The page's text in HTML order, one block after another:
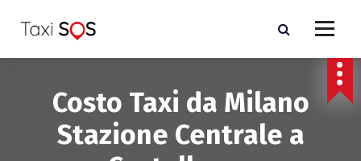
a
Costo Taxi da Milano
Stazione Centrale a